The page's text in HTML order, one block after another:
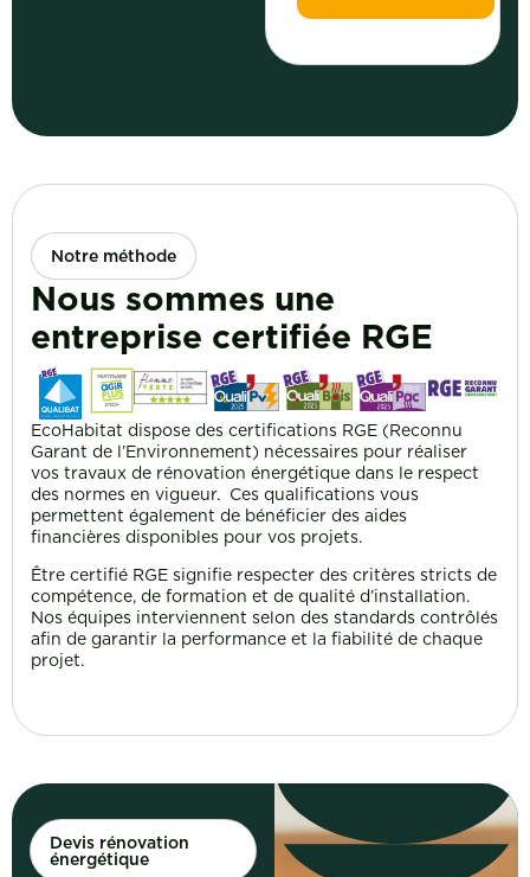
Nous sommes une
entreprise certifiée RGE
Notre méthode
EcoHabitat dispose des certifications RGE (Reconnu
Garant de l’Environnement) nécessaires pour réaliser
vos travaux de rénovation énergétique dans le respect
des normes en vigueur. Ces qualifications vous
permettent également de bénéficier des aides
financières disponibles pour vos projets.
Être certifié RGE signifie respecter des critères stricts de
compétence, de formation et de qualité d’installation.
Nos équipes interviennent selon des standards contrôlés
afin de garantir la performance et la fiabilité de chaque
projet.
Devis rénovation
énergétique